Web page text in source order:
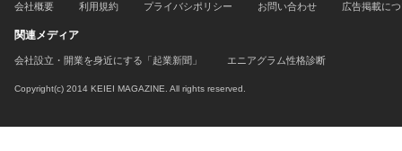
会社概要 利用規約 プライバシポリシー お問い合わせ 広告掲載に
関連メディア
会社設立・開業を身近にする「起業新聞」 エニアグラム性格診断
Copyright(c) 2014 KEIEI MAGAZINE. All rights reserved.